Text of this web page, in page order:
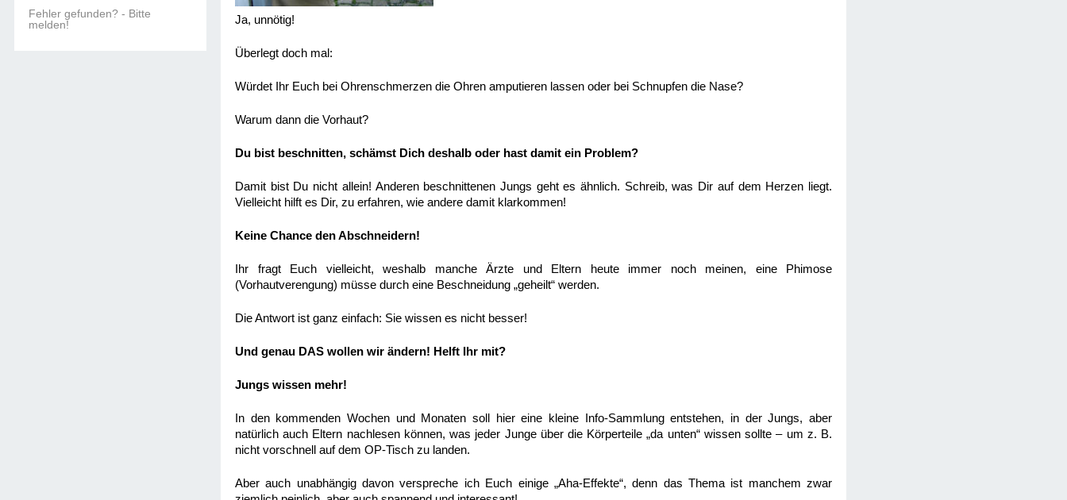
Fehler gefunden? - Bitte
melden!
Ja, unnötig!
Überlegt doch mal:
Würdet Ihr Euch bei Ohrenschmerzen die Ohren amputieren lassen oder bei Schnupfen die Nase?
Warum dann die Vorhaut?
Du bist beschnitten, schämst Dich deshalb oder hast damit ein Problem?
Damit bist Du nicht allein! Anderen beschnittenen Jungs geht es ähnlich. Schreib, was Dir auf dem Herzen liegt.
Vielleicht hilft es Dir, zu erfahren, wie andere damit klarkommen!
Keine Chance den Abschneidern!
Ihr fragt Euch vielleicht, weshalb manche Ärzte und Eltern heute immer noch meinen, eine Phimose
(Vorhautverengung) müsse durch eine Beschneidung „geheilt“ werden.
Die Antwort ist ganz einfach: Sie wissen es nicht besser!
Und genau DAS wollen wir ändern! Helft Ihr mit?
Jungs wissen mehr!
In den kommenden Wochen und Monaten soll hier eine kleine Info-Sammlung entstehen, in der Jungs, aber
natürlich auch Eltern nachlesen können, was jeder Junge über die Körperteile „da unten“ wissen sollte – um z. B.
nicht vorschnell auf dem OP-Tisch zu landen.
Aber auch unabhängig davon verspreche ich Euch einige „Aha-Effekte“, denn das Thema ist manchem zwar